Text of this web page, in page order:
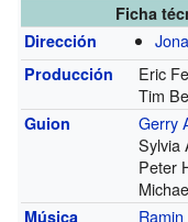
Ficha
Dirección
Producción
Eric
Tim
Guion
Gerry
Sylvia
Peter
Música